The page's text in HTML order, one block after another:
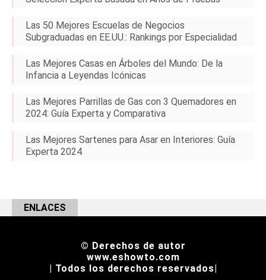
Las 50 Mejores Escuelas de Negocios
Subgraduadas en EE.UU.: Rankings por Especialidad
Las Mejores Casas en Árboles del Mundo: De la
Infancia a Leyendas Icónicas
Las Mejores Parrillas de Gas con 3 Quemadores en
2024: Guía Experta y Comparativa
Las Mejores Sartenes para Asar en Interiores: Guía
Experta 2024
ENLACES
© Derechos de autor
www.eshowto.com
| Todos los derechos reservados|